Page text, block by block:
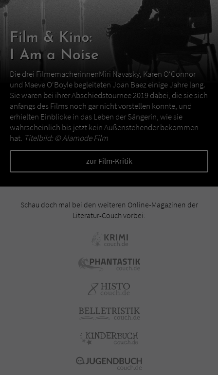
Film & Kino:
I Am a Noise
Die drei FilmemacherinnenMiri Navasky, Karen O‘Connor
und Maeve O‘Boyle begleiteten Joan Baez einige Jahre lang.
Sie waren bei ihrer Abschiedstournee 2019 dabei, die sie sich
anfangs des Films noch gar nicht vorstellen konnte, und
erhielten Einblicke in das Leben der Sängerin, wie sie
wahrscheinlich bis jetzt kein Außenstehender bekommen
hat. Titelbild: ©Alamode Film
zur Film-Kritik
Schau doch mal bei den weiteren Online-Magazinen der
Literatur-Couch vorbei: